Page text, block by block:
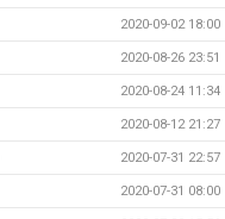
2020-09-02 18:00
2020-08-26 23:51
2020-08-24 11:34
2020-08-12 21:27
2020-07-31 22:57
2020-07-31 08:00